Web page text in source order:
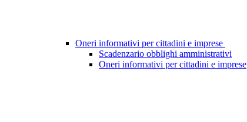
Oneri informativi per cittadini e imprese
Scadenzario obblighi amministrativi
Oneri informativi per cittadini e imprese